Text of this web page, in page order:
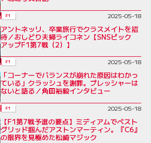
F1 2025-05-18
アントネッリ、卒業旅行でクラスメイトを招
待／おしどり夫婦ライコネン【SNSピック
アップF1第7戦（2）】
F1 2025-05-18
「コーナーでバランスが崩れた原因はわかっ
ている」クラッシュを謝罪。プレッシャーは
ないと語る／角田裕毅インタビュー
F1 2025-05-18
【F1第7戦予選の要点】ミディアムでベスト
グリッド掴んだアストンマーティン。『C6』
の限界を見極めた松崎マジック